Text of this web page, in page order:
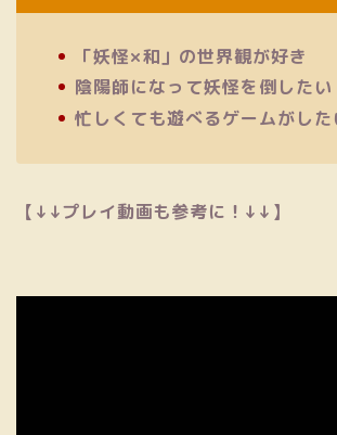
「妖怪×和」の世界観が好き
陰陽師になって妖怪を倒したい
忙しくても遊べるゲームがした
【↓↓プレイ動画も参考に！↓↓】